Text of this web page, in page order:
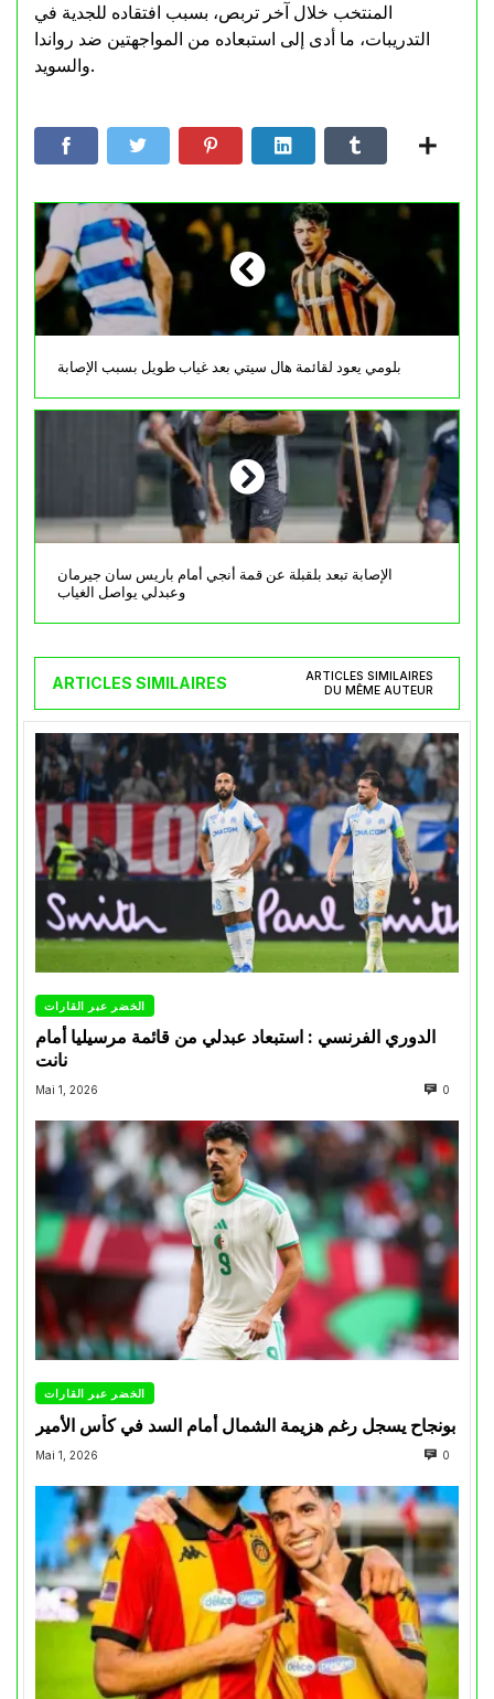
المنتخب خلال آخر تربص، بسبب افتقاده للجدية في
التدريبات، ما أدى إلى استبعاده من المواجهتين ضد رواندا
والسويد.
بلومي يعود لقائمة هال سيتي بعد غياب طويل بسبب الإصابة
الإصابة تبعد بلقبلة عن قمة أنجي أمام باريس سان جيرمان
وعبدلي يواصل الغياب
ARTICLES SIMILAIRES
ARTICLES SIMILAIRES
DU MÊME AUTEUR
الخضر عبر القارات
الدوري الفرنسي : استبعاد عبدلي من قائمة مرسيليا أمام
نانت
Mai 1, 2026 0
الخضر عبر القارات
بونجاح يسجل رغم هزيمة الشمال أمام السد في كأس الأمير
Mai 1, 2026 0